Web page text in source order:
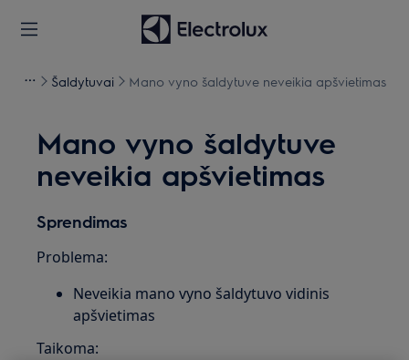
Šaldytuvai Mano vyno šaldytuve neveikia apšvietimas
Mano vyno šaldytuve
neveikia apšvietimas
Sprendimas
Problema:
Neveikia mano vyno šaldytuvo vidinis
apšvietimas
Taikoma: